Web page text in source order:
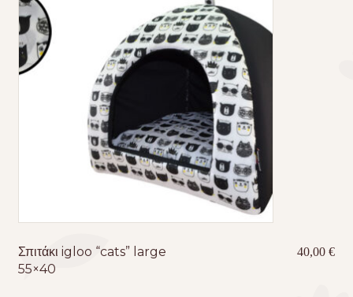
Σπιτάκι igloo “cats” large
55×40
40,00€